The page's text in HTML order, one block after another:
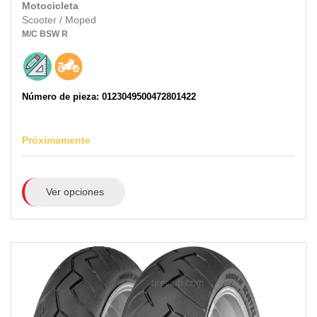
Motocicleta
Scooter / Moped
M/C BSW R
Número de pieza: 0123049500472801422
Próximamente
Ver opciones